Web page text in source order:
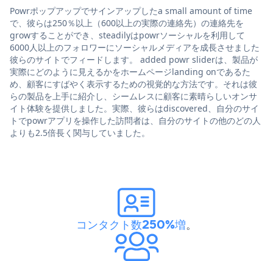
Powrポップアップでサインアップしたa small amount of time
で、彼らは250％以上（600以上の実際の連絡先）の連絡先を
growすることができ、steadilyはpowrソーシャルを利用して
6000人以上のフォロワーにソーシャルメディアを成長させました
彼らのサイトでフィードします。 added powr sliderは、製品が
実際にどのように見えるかをホームページlanding onであるた
め、顧客にすばやく表示するための視覚的な方法です。それは彼
らの製品を上手に紹介し、シームレスに顧客に素晴らしいオンサ
イト体験を提供しました。実際、彼らはdiscovered、自分のサイ
トでpowrアプリを操作した訪問者は、自分のサイトの他のどの人
よりも2.5倍長く関与していました。
コンタクト数250%増。